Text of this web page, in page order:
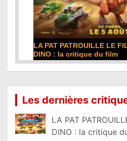
LA PAT PATROUILLE LE
DINO : la critique du film
Les dernières
LA PAT
DINO : la critique